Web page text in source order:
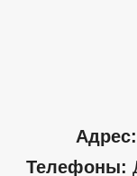
Адрес:
Телефоны: